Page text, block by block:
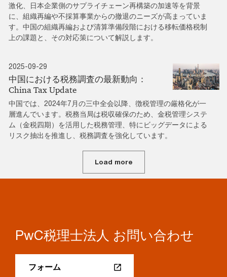
激化、日本企業側のサプライチェーン再構築の加速等を背景
に、組織再編や不採算事業からの撤退のニーズが高まっていま
す。中国の組織再編および清算準備段階における移転価格税制
上の課題と、その対応策について解説します。
2025-09-29
中国における税務調査の最新動向：
China Tax Update
中国では、2024年7月の三中全会以降、徴税管理の厳格化が一
層進んでいます。税務当局は税収確保のため、金税管理システ
ム（金税四期）を活用した税務管理、特にビッグデータによる
リスク抽出を推進し、税務調査を強化しています。
Load more
PwC税理士法人 お問い合わせ
フォーム